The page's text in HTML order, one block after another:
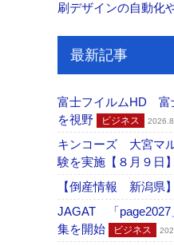
刷デザインの自動化
最新記事
富士フイルムHD 富
を視野
ビジネス
キンコーズ 大宮マ
験を実施【８月９日】
【倒産情報 新潟県
JAGAT 「page2027
集を開始
ビジネス